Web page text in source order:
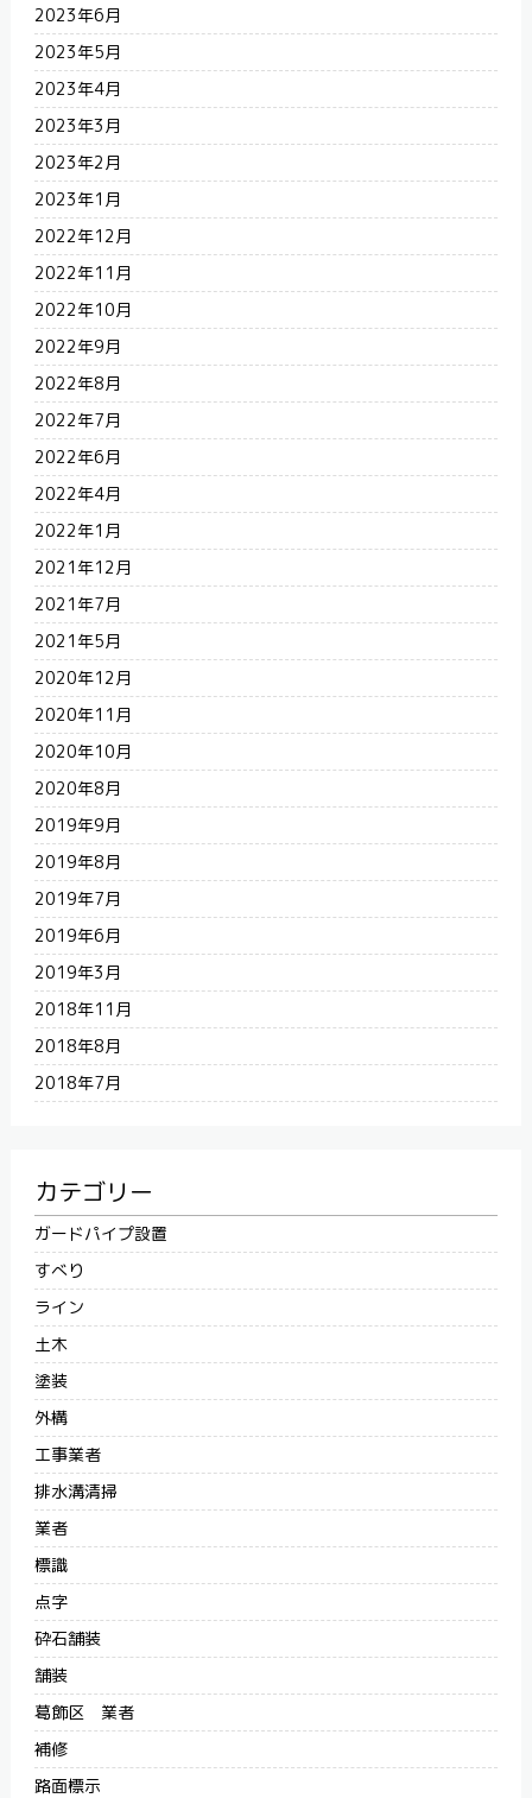
2023年6月
2023年5月
2023年4月
2023年3月
2023年2月
2023年1月
2022年12月
2022年11月
2022年10月
2022年9月
2022年8月
2022年7月
2022年6月
2022年4月
2022年1月
2021年12月
2021年7月
2021年5月
2020年12月
2020年11月
2020年10月
2020年8月
2019年9月
2019年8月
2019年7月
2019年6月
2019年3月
2018年11月
2018年8月
2018年7月
カテゴリー
ガードパイプ設置
すべり
ライン
土木
塗装
外構
工事業者
排水溝清掃
業者
標識
点字
砕石舗装
舗装
葛飾区 業者
補修
路面標示